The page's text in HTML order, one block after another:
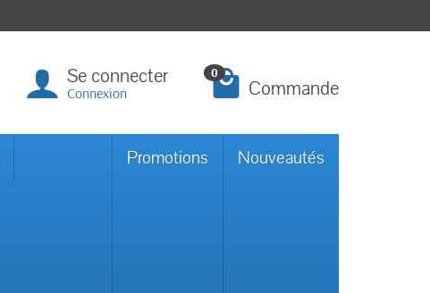
Se connecter
Connexion
0
Commande
Promotions Nouveautés